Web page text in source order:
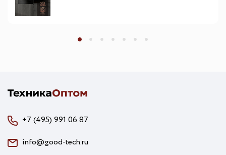
+7 (495) 991 06 87
info@good-tech.ru